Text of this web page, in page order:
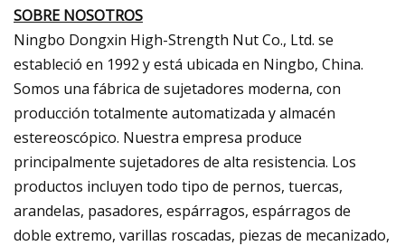
SOBRE NOSOTROS
Ningbo Dongxin High-Strength Nut Co., Ltd. se
estableció en 1992 y está ubicada en Ningbo, China.
Somos una fábrica de sujetadores moderna, con
producción totalmente automatizada y almacén
estereoscópico. Nuestra empresa produce
principalmente sujetadores de alta resistencia. Los
productos incluyen todo tipo de pernos, tuercas,
arandelas, pasadores, espárragos, espárragos de
doble extremo, varillas roscadas, piezas de mecanizado,